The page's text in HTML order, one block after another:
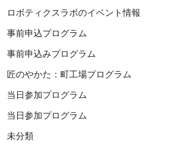
ロボティクスラボのイベント情報
事前申込プログラム
事前申込みプログラム
匠のやかた：町工場プログラム
当日参加プログラム
当日参加プログラム
未分類